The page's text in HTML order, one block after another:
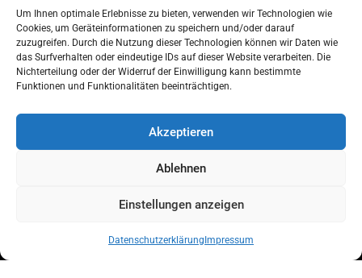
Um Ihnen optimale Erlebnisse zu bieten, verwenden wir Technologien wie
Cookies, um Geräteinformationen zu speichern und/oder darauf
zuzugreifen. Durch die Nutzung dieser Technologien können wir Daten wie
das Surfverhalten oder eindeutige IDs auf dieser Website verarbeiten. Die
Nichterteilung oder der Widerruf der Einwilligung kann bestimmte
Funktionen und Funktionalitäten beeinträchtigen.
Akzeptieren
Ablehnen
Einstellungen anzeigen
Datenschutzerklärung Impressum
Kontakt
Münchner Str. 18 85774 Unterföhring
+49 172 890 10 44
Buchen Sie Ihre Fahrt In Nur Wenigen